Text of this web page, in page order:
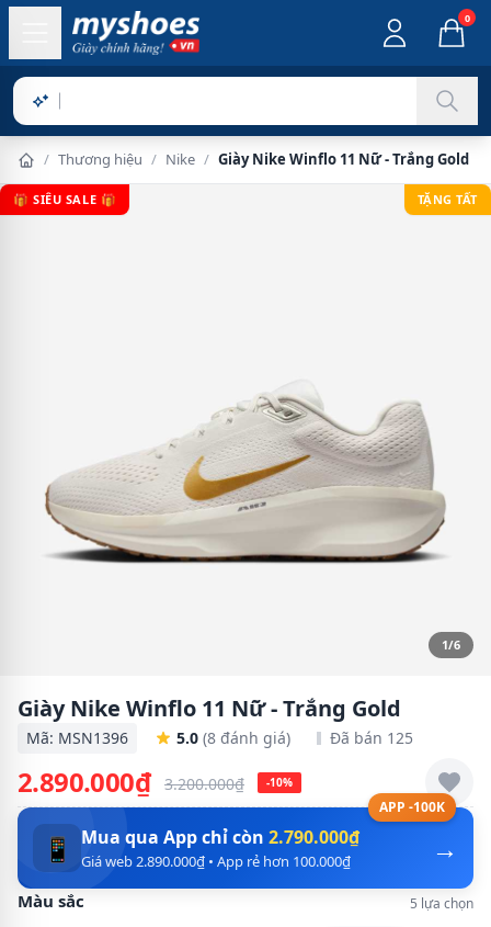
0
Sản p
/ Thương hiệu / Nike / Giày Nike Winflo 11 Nữ - Trắng Gold
🎁 SIÊU SALE 🎁 TẶNG TẤT
1/6
Giày Nike Winflo 11 Nữ - Trắng Gold
Mã: MSN1396 5.0 (8 đánh giá) Đã bán 125
2.890.000₫ 3.200.000₫ -10%
APP -100K
→
📱 Mua qua App chỉ còn 2.790.000₫
Giá web 2.890.000₫ • App rẻ hơn 100.000₫
Màu sắc 5 lựa chọn